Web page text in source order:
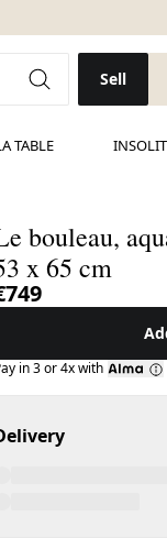
Sell
TABLE
bouleau,
x 65 cm
in 3 or 4x with